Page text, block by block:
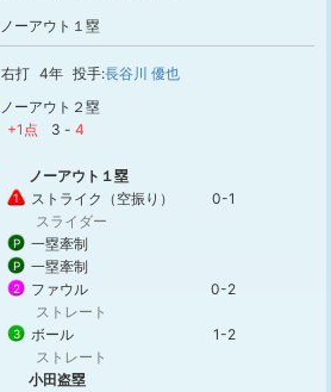
ノーアウト１塁
右打 4年 投手:長谷川 優也
ノーアウト２塁
+1点
3 - 4
ノーアウト１塁
1 ストライク（空振り）
0-1
スライダー
P 一塁牽制
P 一塁牽制
2 ファウル
0-2
ストレート
3 ボール
1-2
ストレート
小田盗塁